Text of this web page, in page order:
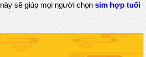
sẽ giúp mọi người chọn sim hợp tuổi